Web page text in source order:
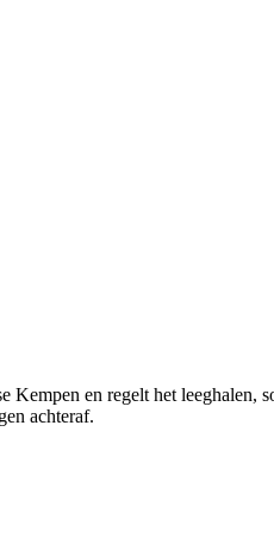
en regelt het leeghalen,
achteraf.